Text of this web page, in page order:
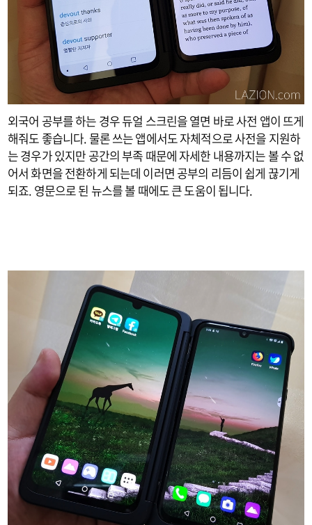
외국어 공부를 하는 경우 듀얼 스크린을 열면 바로 사전 앱이 뜨게
해줘도 좋습니다. 물론 쓰는 앱에서도 자체적으로 사전을 지원하
는 경우가 있지만 공간의 부족 때문에 자세한 내용까지는 볼 수 없
어서 화면을 전환하게 되는데 이러면 공부의 리듬이 쉽게 끊기게
되죠. 영문으로 된 뉴스를 볼 때에도 큰 도움이 됩니다.